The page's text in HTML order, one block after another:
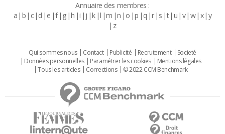
Annuaire des membres :
a b c d e f g h i j k l m n o p q r s t u v w x y
z
Qui sommes nous Contact Publicité Recrutement
Societé
Données personnelles
Paramétrer les cookies
Mentions légales
Tous les articles
Corrections © 2022 CCM Benchmark